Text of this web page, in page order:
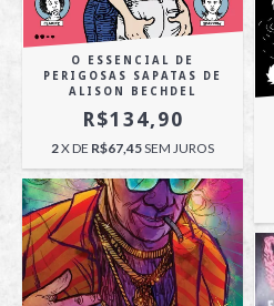
O ESSENCIAL DE
PERIGOSAS SAPATAS DE
ALISON BECHDEL
R$134,90
2X DE R$67,45SEM JUROS